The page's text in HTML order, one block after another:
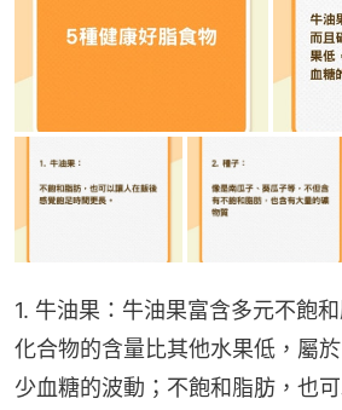
1. 牛油果：牛油果富含多元不飽
化合物的含量比其他水果低，屬
少血糖的波動；不飽和脂肪，也